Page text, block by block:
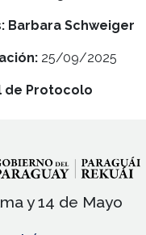
Barbara Schweiger
25/09/2025
de Protocolo
y 14 de Mayo